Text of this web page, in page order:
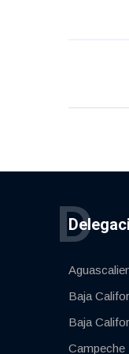
D
Baja
Baja
Campeche